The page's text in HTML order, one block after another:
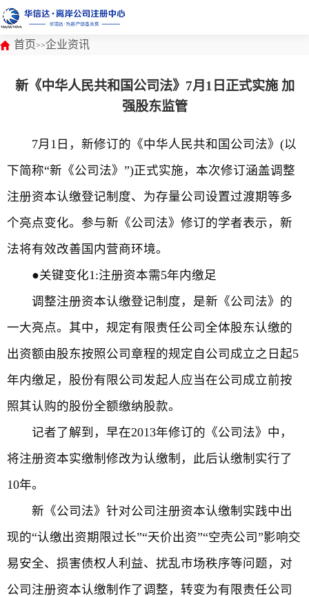
首页>>企业资讯
新《中华人民共和国公司法》7月1日正式实施 加
强股东监管
7月1日，新修订的《中华人民共和国公司法》(以
下简称“新《公司法》”)正式实施，本次修订涵盖调整
注册资本认缴登记制度、为存量公司设置过渡期等多
个亮点变化。参与新《公司法》修订的学者表示，新
法将有效改善国内营商环境。
●关键变化1:注册资本需5年内缴足
调整注册资本认缴登记制度，是新《公司法》的
一大亮点。其中，规定有限责任公司全体股东认缴的
出资额由股东按照公司章程的规定自公司成立之日起5
年内缴足，股份有限公司发起人应当在公司成立前按
照其认购的股份全额缴纳股款。
记者了解到，早在2013年修订的《公司法》中，
将注册资本实缴制修改为认缴制，此后认缴制实行了
10年。
新《公司法》针对公司注册资本认缴制实践中出
现的“认缴出资期限过长”“天价出资”“空壳公司”影响交
易安全、损害债权人利益、扰乱市场秩序等问题，对
公司注册资本认缴制作了调整，转变为有限责任公司